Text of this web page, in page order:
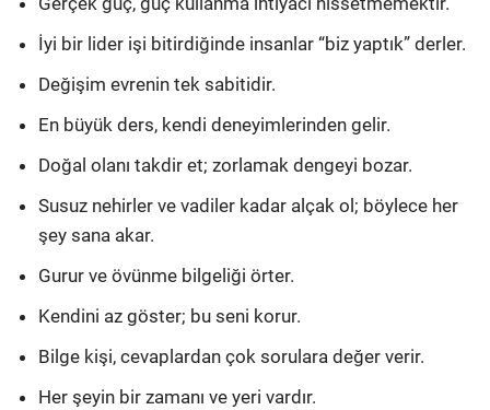
İyi bir lider işi bitirdiğinde insanlar “biz yaptık” derler.
Değişim evrenin tek sabitidir.
En büyük ders, kendi deneyimlerinden gelir.
Doğal olanı takdir et; zorlamak dengeyi bozar.
Susuz nehirler ve vadiler kadar alçak ol; böylece her
şey sana akar.
Gurur ve övünme bilgeliği örter.
Kendini az göster; bu seni korur.
Bilge kişi, cevaplardan çok sorulara değer verir.
Her şeyin bir zamanı ve yeri vardır.